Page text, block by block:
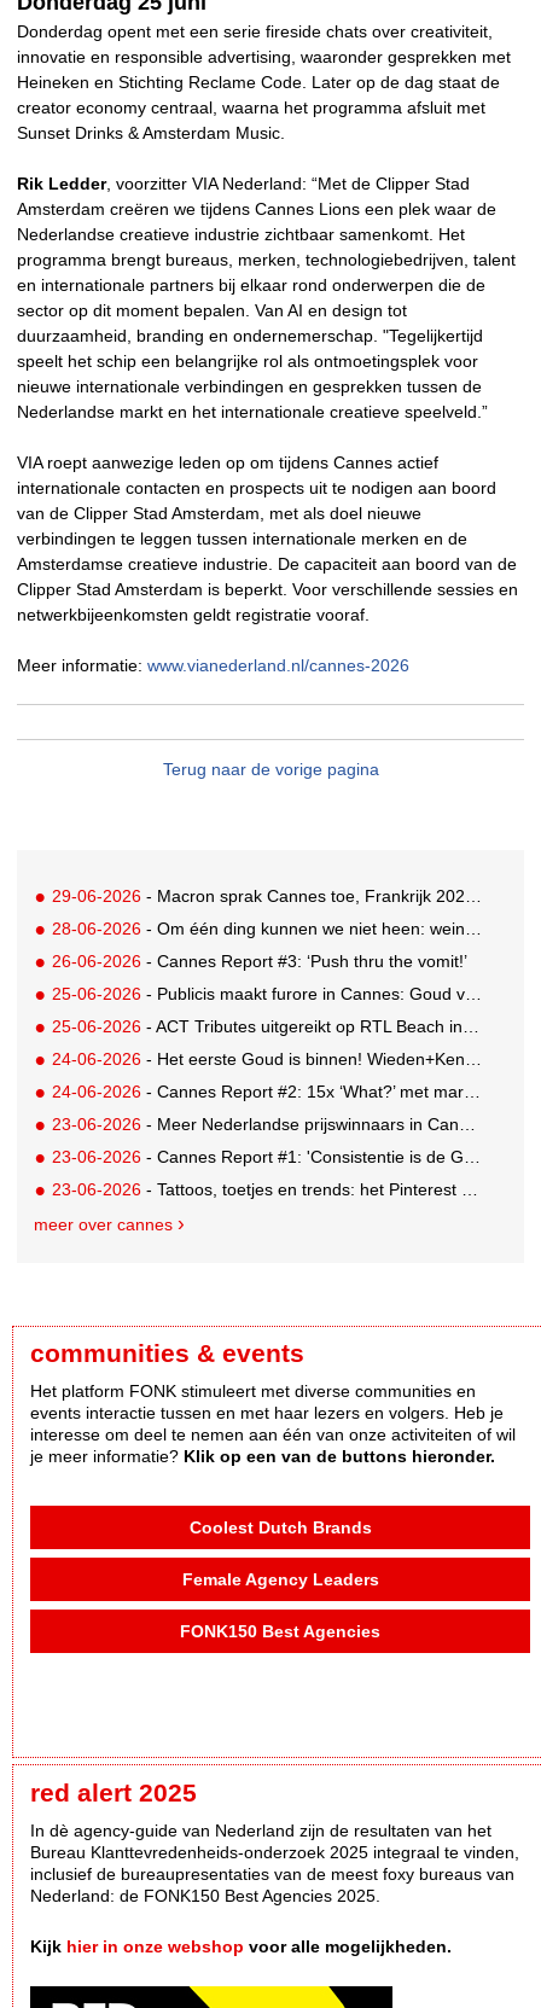
Donderdag opent met een serie fireside chats over creativiteit,
innovatie en responsible advertising, waaronder gesprekken met
Heineken en Stichting Reclame Code. Later op de dag staat de
creator economy centraal, waarna het programma afsluit met
Sunset Drinks & Amsterdam Music.
Rik Ledder, voorzitter VIA Nederland: “Met de Clipper Stad
Amsterdam creëren we tijdens Cannes Lions een plek waar de
Nederlandse creatieve industrie zichtbaar samenkomt. Het
programma brengt bureaus, merken, technologiebedrijven, talent
en internationale partners bij elkaar rond onderwerpen die de
sector op dit moment bepalen. Van AI en design tot
duurzaamheid, branding en ondernemerschap. "Tegelijkertijd
speelt het schip een belangrijke rol als ontmoetingsplek voor
nieuwe internationale verbindingen en gesprekken tussen de
Nederlandse markt en het internationale creatieve speelveld.”
VIA roept aanwezige leden op om tijdens Cannes actief
internationale contacten en prospects uit te nodigen aan boord
van de Clipper Stad Amsterdam, met als doel nieuwe
verbindingen te leggen tussen internationale merken en de
Amsterdamse creatieve industrie. De capaciteit aan boord van de
Clipper Stad Amsterdam is beperkt. Voor verschillende sessies en
netwerkbijeenkomsten geldt registratie vooraf.
Meer informatie: www.vianederland.nl/cannes-2026
Terug naar de vorige pagina
29-06-2026 - Macron sprak Cannes toe, Frankrijk 2026 Creative Country of the Year
28-06-2026 - Om één ding kunnen we niet heen: weinig awards voor Nederland in drukbezocht Cannes
26-06-2026 - Cannes Report #3: ‘Push thru the vomit!’
25-06-2026 - Publicis maakt furore in Cannes: Goud voor Renault-campagne
25-06-2026 - ACT Tributes uitgereikt op RTL Beach in Cannes
24-06-2026 - Het eerste Goud is binnen! Wieden+Kennedy glanst met LEGO-campagne
24-06-2026 - Cannes Report #2: 15x ‘What?’ met marketing-enfant terrible Andrew Tindall
23-06-2026 - Meer Nederlandse prijswinnaars in Cannes: Brons en Zilver voor GUT
23-06-2026 - Cannes Report #1: 'Consistentie is de GOAT'
23-06-2026 - Tattoos, toetjes en trends: het Pinterest Manifestival zet inspiratie om in iets tastbaars
meer over cannes
communities & events
Het platform FONK stimuleert met diverse communities en
events interactie tussen en met haar lezers en volgers. Heb je
interesse om deel te nemen aan één van onze activiteiten of wil
je meer informatie? Klik op een van de buttons hieronder.
Coolest Dutch Brands
Female Agency Leaders
FONK150 Best Agencies
red alert 2025
In dè agency-guide van Nederland zijn de resultaten van het
Bureau Klanttevredenheids-onderzoek 2025 integraal te vinden,
inclusief de bureaupresentaties van de meest foxy bureaus van
Nederland: de FONK150 Best Agencies 2025.
Kijk hier in onze webshop voor alle mogelijkheden.